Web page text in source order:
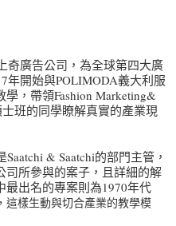
奇廣告公司，為全球第四大廣
年開始與POLIMODA義大利服
，帶領Fashion Marketing&
班的同學瞭解真實的產業現
& Saatchi的部門主管，
司所參與的案子，且詳細的解
出名的專案則為1970年代
這樣生動與切合產業的教學模